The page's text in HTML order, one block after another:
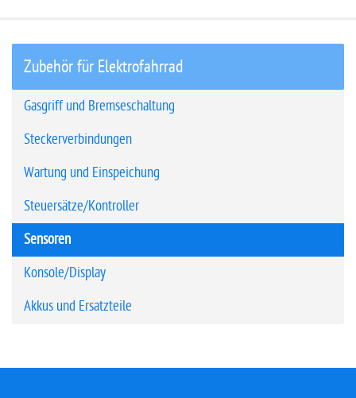
Zubehör für Elektrofahrrad
Gasgriff und Bremseschaltung
Steckerverbindungen
Wartung und Einspeichung
Steuersätze/Kontroller
Sensoren
Konsole/Display
Akkus und Ersatzteile